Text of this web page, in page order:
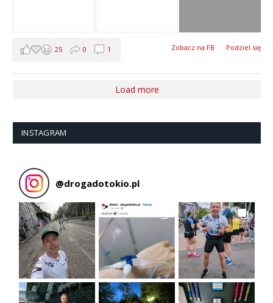
Zobacz na FB · Podziel się
25 0 1
Load more
INSTAGRAM
@drogadotokio.pl